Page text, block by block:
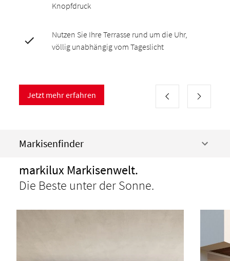
Knopfdruck
Nutzen Sie Ihre Terrasse rund um die Uhr,
völlig unabhängig vom Tageslicht
Jetzt mehr erfahren
Markisenfinder
markilux Markisenwelt.
Die Beste unter der Sonne.